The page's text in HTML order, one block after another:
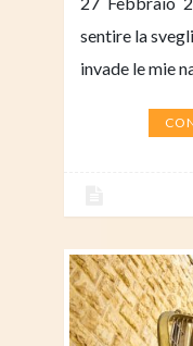
sentire la
invade le mie